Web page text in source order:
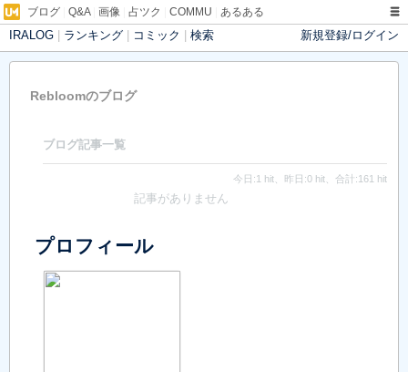
ブログ Q&A| 画像 占ツク COMMU あるある
IRALOG ランキング コミック 検索 新規登録/ログイン
Rebloomのブログ
ブログ記事一覧
今日:1 hit、昨日:0 hit、合計:161 hit
記事がありません
プロフィール